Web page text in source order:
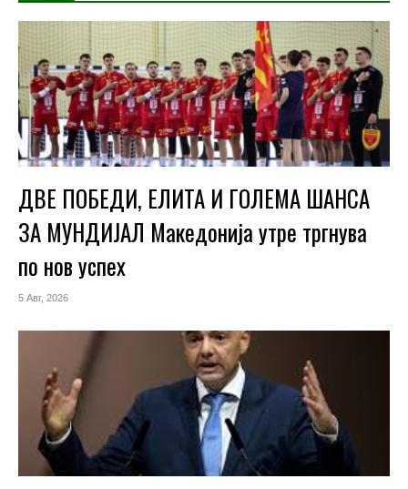
ДВЕ ПОБЕДИ, ЕЛИТА И ГОЛЕМА ШАНСА
ЗА МУНДИЈАЛ Македонија утре тргнува
по нов успех
5 Авг, 2026